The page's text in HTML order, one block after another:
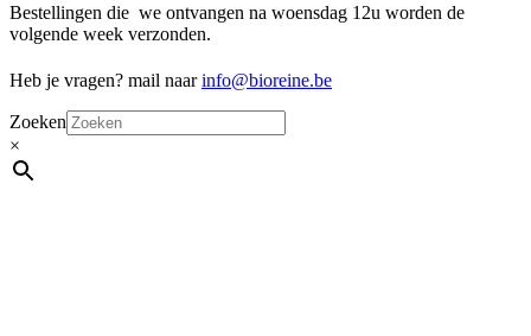
Bestellingen die we ontvangen na woensdag 12u worden de
volgende week verzonden.
Heb je vragen? mail naarinfo@bioreine.be
Zoeken
×